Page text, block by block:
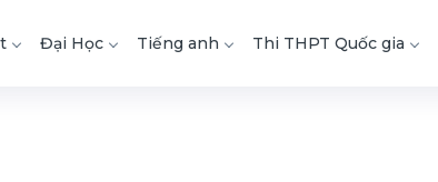
Đại Học Tiếng anh Thi THPT Quốc gia